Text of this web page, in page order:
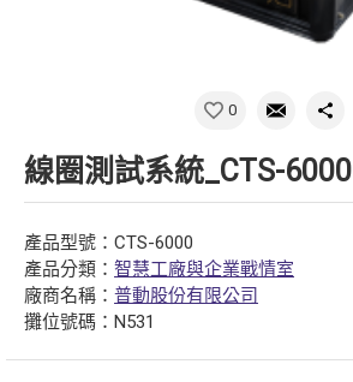
0
線圈測試系統_CTS-6000
產品型號：CTS-6000
產品分類： 智慧工廠與企業戰情室
廠商名稱： 普動股份有限公司
攤位號碼：N531